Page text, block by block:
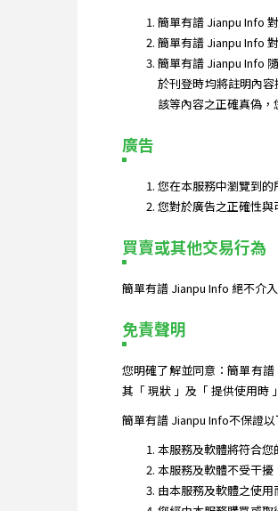
簡單有譜 Jianpu Info
簡單有譜 Jianpu Info
簡單有譜 Jianpu Info
於刊登時均將註明內
該等內容之正確真偽
廣告
您在本服務中瀏覽到
您對於廣告之正確性
買賣或其他交易行為
簡單有譜 Jianpu Info 絕不介
免責聲明
您明確了解並同意：簡單有
其「 現狀 」及「 提供使用時
簡單有譜 Jianpu Info不保證以
本服務及軟體將符合您
本服務及軟體不受干擾
由本服務及軟體之使用